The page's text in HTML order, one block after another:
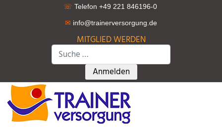
☏ Telefon +49 221 846196-0
✉ info@trainerversorgung.de
MITGLIED WERDEN
Suchen
Type 2 or more characters for
Anmelden